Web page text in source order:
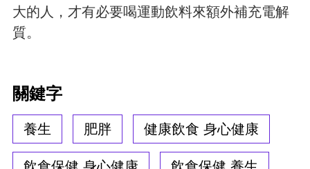
大的人，才有必要喝運動飲料來額外補充電解
質。
關鍵字
養生 肥胖 健康飲食 身心健康